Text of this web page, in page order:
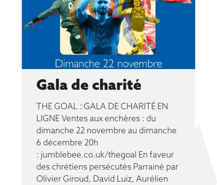
Gala de charité
THE GOAL : GALA DE CHARITÉ EN
LIGNE Ventes aux enchères : du
dimanche 22 novembre au dimanche
6 décembre 20h
: jumblebee.co.uk/thegoal En faveur
des chrétiens persécutés Parrainé par
Olivier Giroud, David Luiz, Aurélien